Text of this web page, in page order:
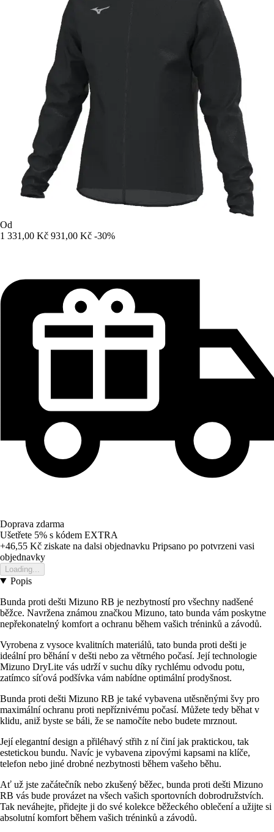
Od
1 331,00 Kč 931,00 Kč -30%
Doprava zdarma
Ušetřete 5% s kódem EXTRA
+46,55 Kč ziskate na dalsi objednavku Pripsano po potvrzeni vasi
objednavky
Loading...
Popis
Bunda proti dešti Mizuno RB je nezbytností pro všechny nadšené
běžce. Navržena známou značkou Mizuno, tato bunda vám poskytne
nepřekonatelný komfort a ochranu během vašich tréninků a závodů.
Vyrobena z vysoce kvalitních materiálů, tato bunda proti dešti je
ideální pro běhání v dešti nebo za větrného počasí. Její technologie
Mizuno DryLite vás udrží v suchu díky rychlému odvodu potu,
zatímco síťová podšívka vám nabídne optimální prodyšnost.
Bunda proti dešti Mizuno RB je také vybavena utěsněnými švy pro
maximální ochranu proti nepříznivému počasí. Můžete tedy běhat v
klidu, aniž byste se báli, že se namočíte nebo budete mrznout.
Její elegantní design a přiléhavý střih z ní činí jak praktickou, tak
estetickou bundu. Navíc je vybavena zipovými kapsami na klíče,
telefon nebo jiné drobné nezbytnosti během vašeho běhu.
Ať už jste začátečník nebo zkušený běžec, bunda proti dešti Mizuno
RB vás bude provázet na všech vašich sportovních dobrodružstvích.
Tak neváhejte, přidejte ji do své kolekce běžeckého oblečení a užijte si
absolutní komfort během vašich tréninků a závodů.